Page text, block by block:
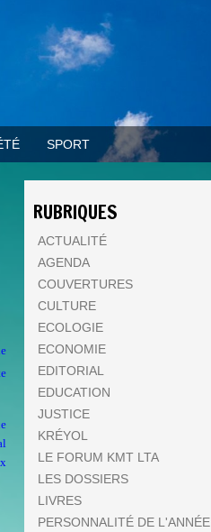
SPORT
RUBRIQUES
ACTUALITÉ
AGENDA
COUVERTURES
CULTURE
ECOLOGIE
ECONOMIE
EDITORIAL
EDUCATION
JUSTICE
KRÉYOL
LE FORUM KMT LTA
LES DOSSIERS
LIVRES
PERSONNALITÉ DE L'ANNÉE